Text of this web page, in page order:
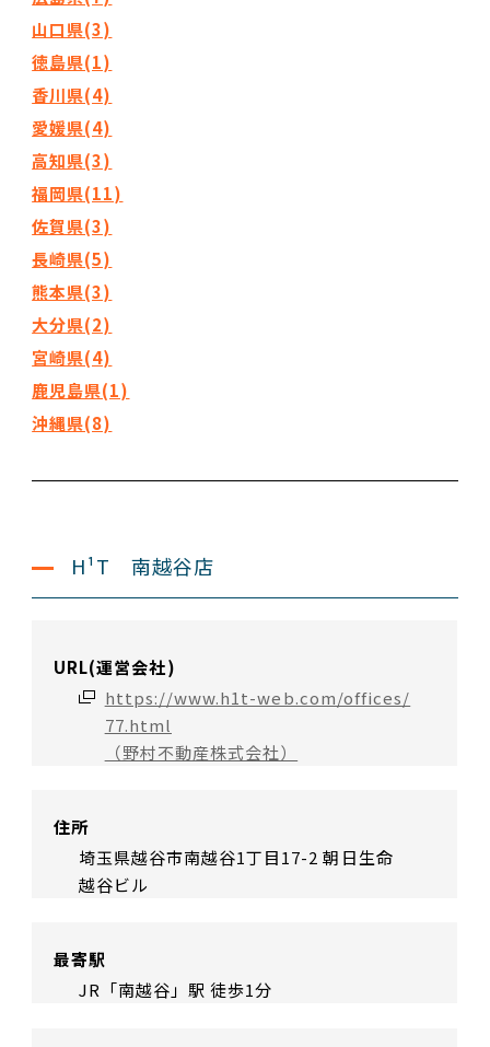
山口県(3)
徳島県(1)
香川県(4)
愛媛県(4)
高知県(3)
福岡県(11)
佐賀県(3)
長崎県(5)
熊本県(3)
大分県(2)
宮崎県(4)
鹿児島県(1)
沖縄県(8)
H¹T 南越谷店
URL(運営会社)
https://www.h1t-web.com/offices/
77.html
（野村不動産株式会社）
住所
埼玉県越谷市南越谷1丁目17-2 朝日生命
越谷ビル
最寄駅
JR「南越谷」駅 徒歩1分